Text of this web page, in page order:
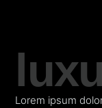
Lorem ipsum